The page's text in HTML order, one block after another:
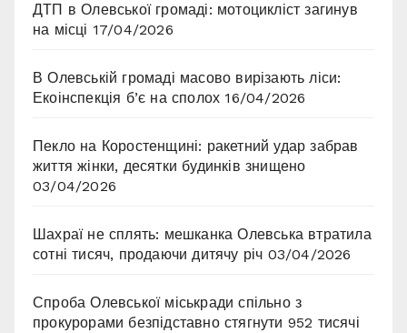
ДТП в Олевської громаді: мотоцикліст загинув
на місці 17/04/2026
В Олевській громаді масово вирізають ліси:
Екоінспекція б’є на сполох 16/04/2026
Пекло на Коростенщині: ракетний удар забрав
життя жінки, десятки будинків знищено
03/04/2026
Шахраї не сплять: мешканка Олевська втратила
сотні тисяч, продаючи дитячу річ 03/04/2026
Спроба Олевської міськради спільно з
прокурорами безпідставно стягнути 952 тисячі